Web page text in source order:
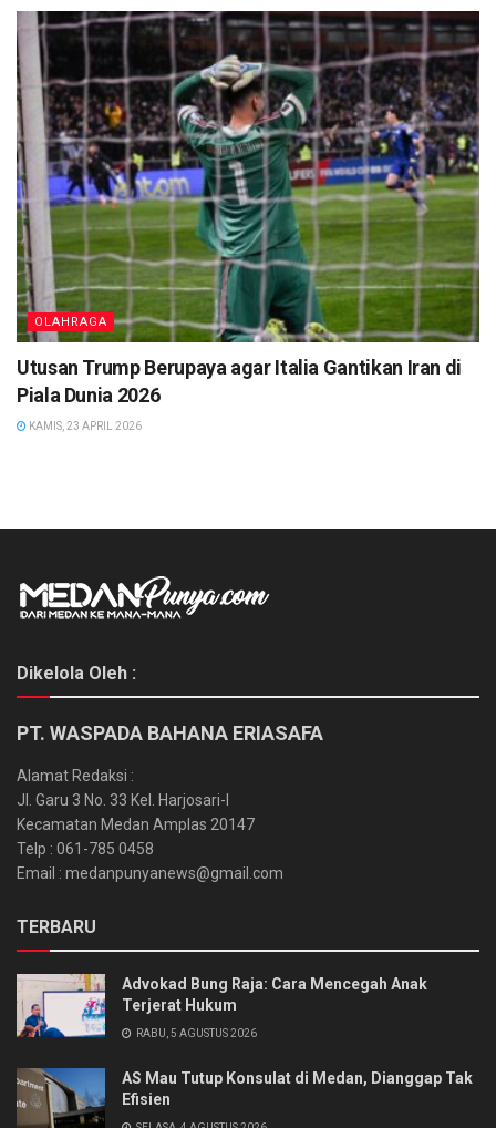
OLAHRAGA
Utusan Trump Berupaya agar Italia Gantikan Iran di
Piala Dunia 2026
KAMIS, 23 APRIL 2026
Dikelola Oleh :
PT. WASPADA BAHANA ERIASAFA
Alamat Redaksi :
Jl. Garu 3 No. 33 Kel. Harjosari-I
Kecamatan Medan Amplas 20147
Telp : 061-785 0458
Email : medanpunyanews@gmail.com
TERBARU
Advokad Bung Raja: Cara Mencegah Anak
Terjerat Hukum
RABU, 5 AGUSTUS 2026
AS Mau Tutup Konsulat di Medan, Dianggap Tak
Efisien